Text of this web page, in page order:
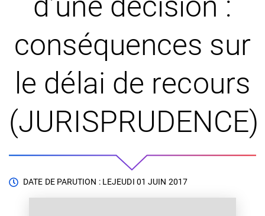
conséquences sur
le délai de recours
(JURISPRUDENCE)
DATE DE PARUTION : LEJEUDI 01 JUIN 2017